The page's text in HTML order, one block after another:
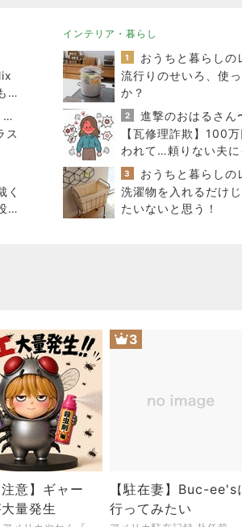
っ
連ドラについてじっくり語るブログ
ス
く
足
インテリア・暮らし
1
流行りのせいろ、使
か？
2
【瓦修理詐欺】100
われて…頼りない夫に
ラした日
3
洗濯物を入れるだけ
たいないと思う！
注意】ギャー
量発生
3
【駐在妻】Buc-ee's
行ってみたい